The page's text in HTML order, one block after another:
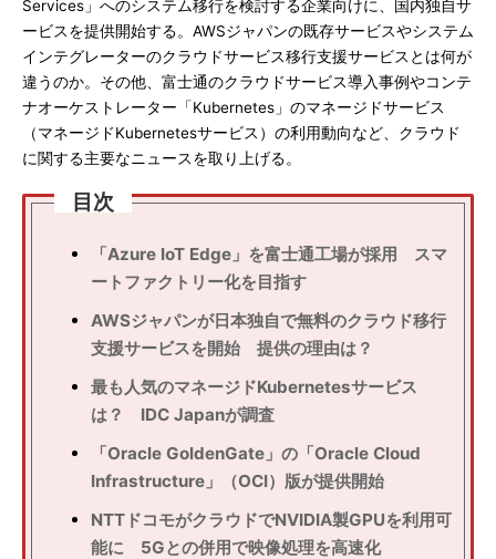
Services」へのシステム移行を検討する企業向けに、国内独自サ
ービスを提供開始する。AWSジャパンの既存サービスやシステム
インテグレーターのクラウドサービス移行支援サービスとは何が
違うのか。その他、富士通のクラウドサービス導入事例やコンテ
ナオーケストレーター「Kubernetes」のマネージドサービス
（マネージドKubernetesサービス）の利用動向など、クラウド
に関する主要なニュースを取り上げる。
目次
「Azure IoT Edge」を富士通工場が採用 スマ
ートファクトリー化を目指す
AWSジャパンが日本独自で無料のクラウド移行
支援サービスを開始 提供の理由は？
最も人気のマネージドKubernetesサービス
は？ IDC Japanが調査
「Oracle GoldenGate」の「Oracle Cloud
Infrastructure」（OCI）版が提供開始
NTTドコモがクラウドでNVIDIA製GPUを利用可
能に 5Gとの併用で映像処理を高速化